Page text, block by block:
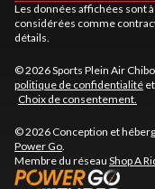
Les données affichées sont
considérées comme
détails.
© 2026 Sports Plein Air
politique de confidentialité
Choix de consentement.
© 2026 Conception et
Power Go
Membre du réseau Shop A